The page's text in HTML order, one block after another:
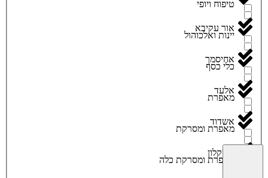
טיפוח ויופי
יינות ואלכוהול
כלי כסף
מאפרת
מאפרת ומסרקת
מאפרת ומסרקת כלה
אור עקיבא
אחיסמך
אלעד
אשדוד
אשקלון